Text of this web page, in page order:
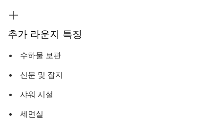
추가 라운지 특징
수하물 보관
신문 및 잡지
샤워 시설
세면실